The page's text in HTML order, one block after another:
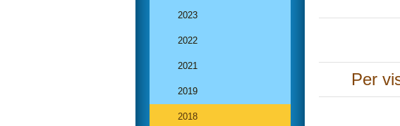
Per
2023
2022
2021
2019
2018